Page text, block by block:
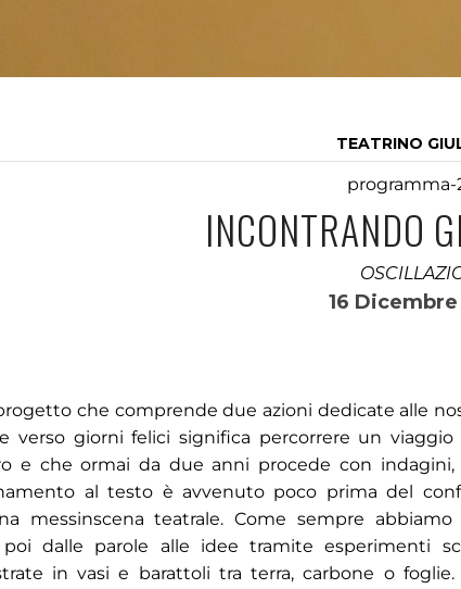
TEATRINO
programma-
INCONTRANDO
16
che comprende due azioni dedicate alle
verso giorni felici significa percorrere un viaggio
e che ormai da due anni procede con
al testo è avvenuto poco prima del
messinscena teatrale. Come sempre
dalle parole alle idee tramite esperimenti
in vasi e barattoli tra terra, carbone o